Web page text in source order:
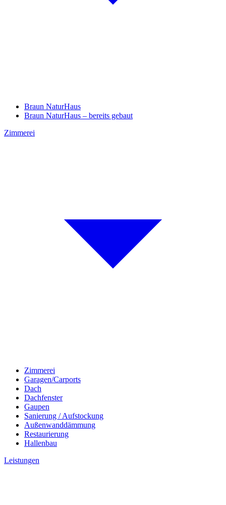
Braun NaturHaus
Braun NaturHaus – bereits gebaut
Zimmerei
Zimmerei
Garagen/Carports
Dach
Dachfenster
Gaupen
Sanierung / Aufstockung
Außenwanddämmung
Restaurierung
Hallenbau
Leistungen